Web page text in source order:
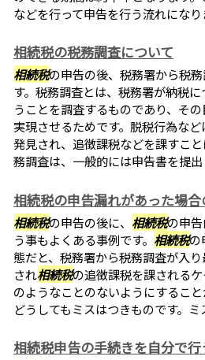
などを行って申告を行う流れになり
相続税の税務調査について
相続税の申告の後、税務署から税
す。税務調査とは、税務署が納税
うことを調査するものであり、そ
実現させるためです。脱税行為な
発見され、追徴課税などを課すこと
務調査は、一般的には申告書を提出
相続税の申告漏れがあった場
相続税の申告の後に、 相続税の申
う事もよくある事例です。 相続税の
態だと、税務署から税務調査が入
され相続税の追徴課税を課される
のようなことのないようにすること
どうしてもミスはつきものです。ミ
相続税申告の手続きを自分で